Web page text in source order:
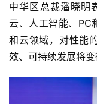
中华区总裁潘晓明
云、人工智能、PC
和云领域，对性能
效、可持续发展将